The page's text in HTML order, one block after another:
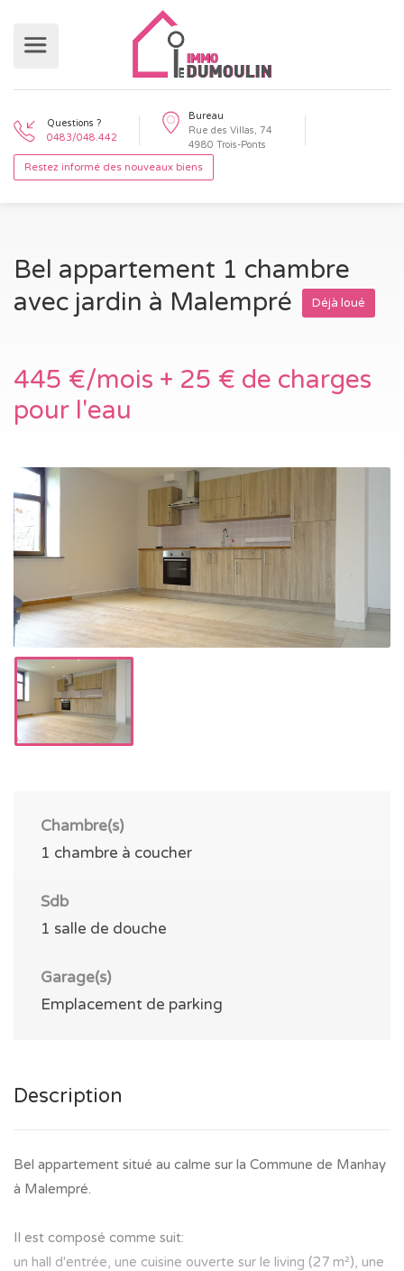
Questions ?
Bel appartement 1 chambre
avec jardin à Malempré
Déjà loué
445 €/mois + 25 € de charges
pour l'eau
Chambre(s)
1 chambre à coucher
Sdb
1 salle de douche
Garage(s)
Emplacement de parking
Description
Bel appartement situé au calme sur la Commune de Manhay
à Malempré.
Il est composé comme suit:
un hall d'entrée, une cuisine ouverte sur le living (27 m²), une